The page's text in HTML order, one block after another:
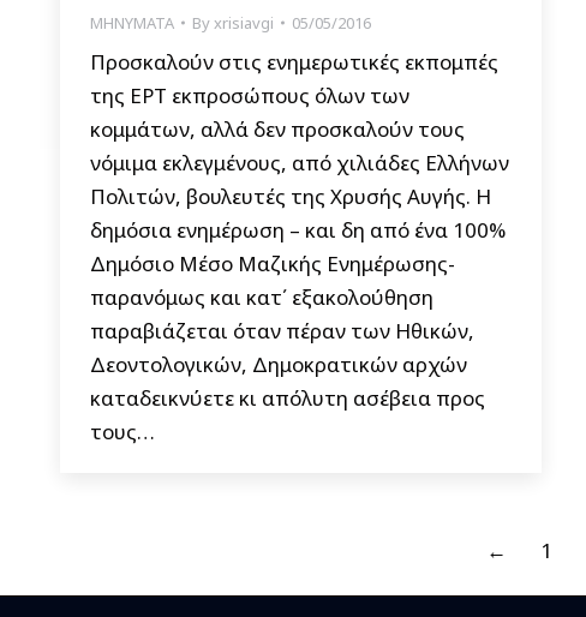
ΜΗΝΥΜΑΤΑ Byxrisiavgi 05/05/2016
Προσκαλούν στις ενημερωτικές εκπομπές
της ΕΡΤ εκπροσώπους όλων των
κομμάτων, αλλά δεν προσκαλούν τους
νόμιμα εκλεγμένους, από χιλιάδες Ελλήνων
Πολιτών, βουλευτές της Χρυσής Αυγής. Η
δημόσια ενημέρωση – και δη από ένα 100%
Δημόσιο Μέσο Μαζικής Ενημέρωσης-
παρανόμως και κατ΄ εξακολούθηση
παραβιάζεται όταν πέραν των Ηθικών,
Δεοντολογικών, Δημοκρατικών αρχών
καταδεικνύετε κι απόλυτη ασέβεια προς
τους…
← 1